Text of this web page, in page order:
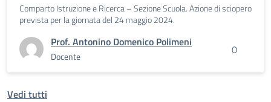
Comparto Istruzione e Ricerca – Sezione Scuola. Azione di sciopero
prevista per la giornata del 24 maggio 2024.
Prof. Antonino Domenico Polimeni
Docente 0
Vedi tutti